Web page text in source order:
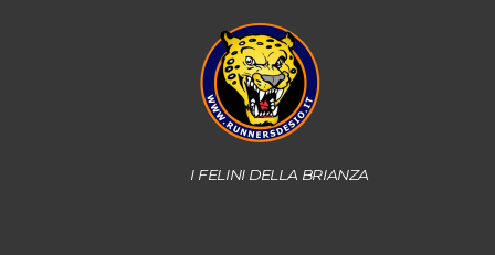
I FELINI DELLA BRIANZA